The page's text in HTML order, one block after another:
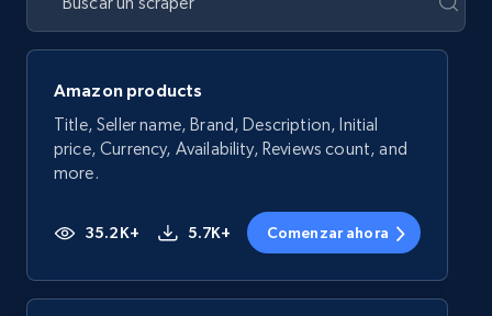
Amazon products
Title, Seller name, Brand, Description, Initial
price, Currency, Availability, Reviews count, and
more.
35.2K+ 5.7K+ Comenzar ahora